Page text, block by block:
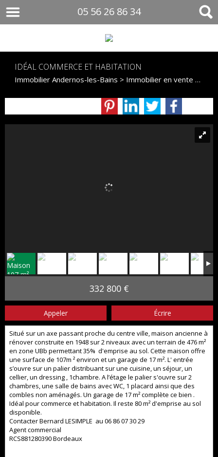
05 56 26 86 34
IDÉAL COMMERCE ET HABITATION
Immobilier Andernos-les-Bains > Immobilier en vente Andernos-les-Bains
332 800 €
Appeler Écrire
Situé sur un axe passant proche du centre ville, maison ancienne à
rénover construite en 1948 sur 2 niveaux avec un terrain de 476 m²
en zone UBb permettant 35% d'emprise au sol. Cette maison offre
une surface de 107m ² environ et un garage de 17 m². L' entrée
s’ouvre sur un palier distribuant sur une cuisine, un séjour, un
cellier, un dressing , 1chambre. A l’étage le palier s'ouvre sur 2
chambres, une salle de bains avec WC, 1 placard ainsi que des
combles non aménagés. Un garage de 17 m² complète ce bien .
Idéal pour commerce et habitation. Il reste 80 m² d'emprise au sol
disponible.
Contacter Bernard LESIMPLE au 06 86 07 30 29
Agent commercial
RCS881280390 Bordeaux